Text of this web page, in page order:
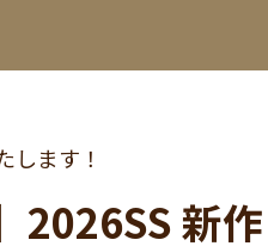
します！
2026SS 新